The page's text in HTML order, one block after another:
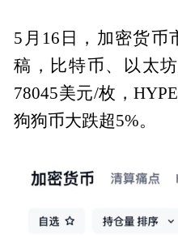
5月16日，加密货币
稿，比特币、以太
78045美元/枚，
狗狗币大跌超5%。